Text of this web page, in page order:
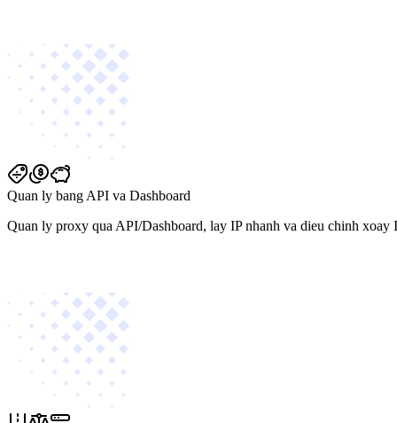
Quan ly bang API va Dashboard
Quan ly proxy qua API/Dashboard, lay IP nhanh va dieu chinh xoay